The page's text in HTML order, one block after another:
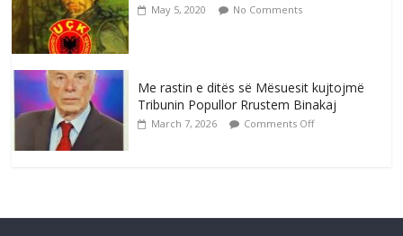
May 5, 2020 No Comments
Me rastin e ditës së Mësuesit kujtojmë
Tribunin Popullor Rrustem Binakaj
March 7, 2026 Comments Off